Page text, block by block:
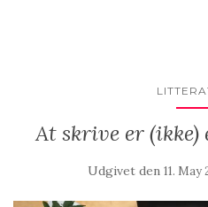
At skrive er
Udgivet den 11. May